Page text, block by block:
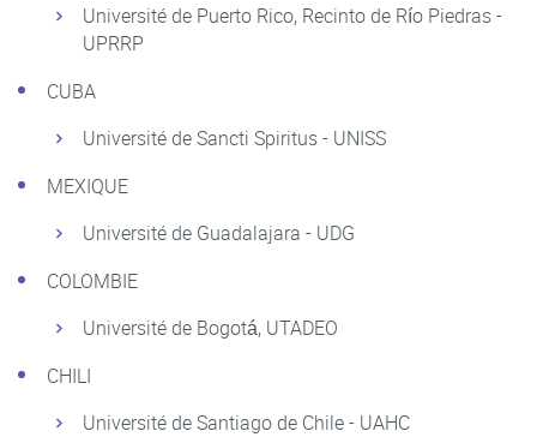
Université de Puerto Rico, Recinto de Río Piedras -
UPRRP
CUBA
Université de Sancti Spiritus - UNISS
MEXIQUE
Université de Guadalajara - UDG
COLOMBIE
Université de Bogotá, UTADEO
CHILI
Université de Santiago de Chile - UAHC